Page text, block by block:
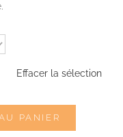
Effacer la sélection
PANIER